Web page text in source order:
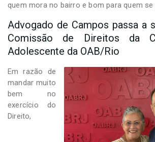
quem mora no bairro e bom para quem se
Advogado de Campos passa a
Comissão de Direitos da
Adolescente da OAB/Rio
Em razão de
mandar muito
bem no
exercício do
Direito,